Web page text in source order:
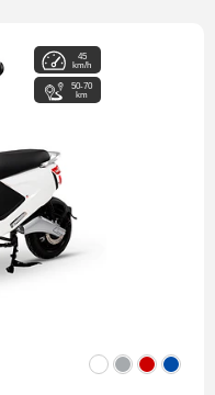
45
km/h
50-70
km